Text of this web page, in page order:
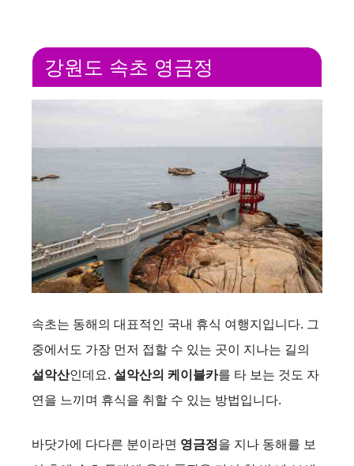
강원도 속초 영금정
속초는 동해의 대표적인 국내 휴식 여행지입니다. 그
중에서도 가장 먼저 접할 수 있는 곳이 지나는 길의
설악산인데요. 설악산의 케이블카를 타 보는 것도 자
연을 느끼며 휴식을 취할 수 있는 방법입니다.
바닷가에 다다른 분이라면 영금정을 지나 동해를 보